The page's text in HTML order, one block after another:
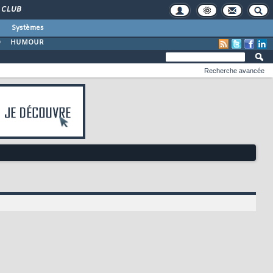
CLUB
Systèmes
HUMOUR
Recherche avancée